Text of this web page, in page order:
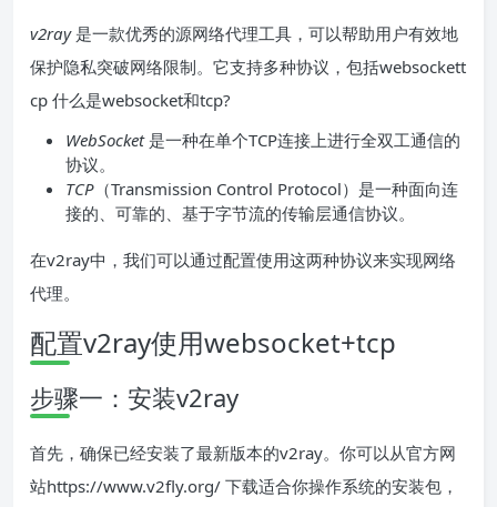
v2ray是一款优秀的源网络代理工具，可以帮助用户有效地
保护隐私突破网络限制。它支持多种协议，包括websockett
cp 什么是websocket和tcp?
WebSocket是一种在单个TCP连接上进行全双工通信的
协议。
TCP （Transmission Control Protocol）是一种面向连
接的、可靠的、基于字节流的传输层通信协议。
在v2ray中，我们可以通过配置使用这两种协议来实现网络
代理。
配置v2ray使用websocket+tcp
步骤一：安装v2ray
首先，确保已经安装了最新版本的v2ray。你可以从官方网
站https://www.v2fly.org/ 下载适合你操作系统的安装包，